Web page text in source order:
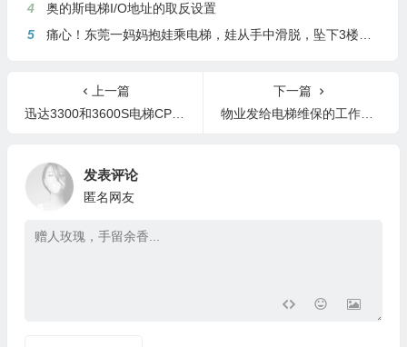
4
奥的斯电梯I/O地址的取反设置
5
痛心！东莞一妈妈抱娃乘电梯，娃从手中滑脱，坠下3楼身亡
上一篇
迅达3300和3600S电梯CPU重启和死机故障处理
下一篇
物业发给电梯维保的工作要求，你能做到吗？
发表评论
匿名网友